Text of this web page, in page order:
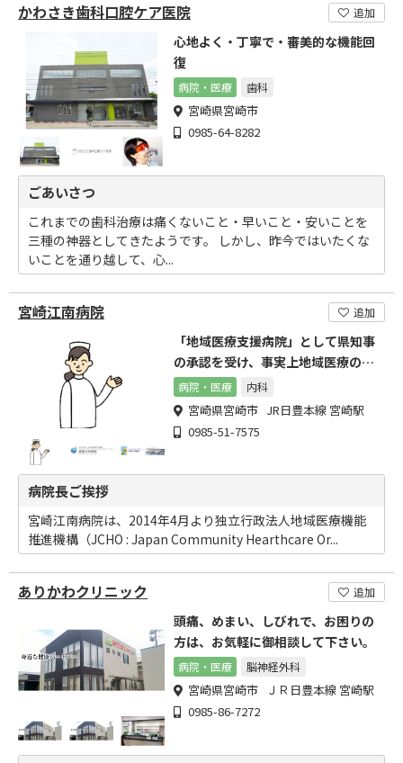
かわさき歯科口腔ケア医院 追加
心地よく・丁寧で・審美的な機能回
復
病院・医療 歯科
宮崎県宮崎市
0985-64-8282
ごあいさつ
これまでの歯科治療は痛くないこと・早いこと・安いことを
三種の神器としてきたようです。 しかし、昨今ではいたくな
いことを通り越して、心...
宮崎江南病院 追加
「地域医療支援病院」として県知事
の承認を受け、事実上地域医療の推
進病院としての基盤を確立。
病院・医療 内科
宮崎県宮崎市 JR日豊本線 宮崎駅
0985-51-7575
病院長ご挨拶
宮崎江南病院は、2014年4月より独立行政法人地域医療機能
推進機構（JCHO : Japan Community Hearthcare Or...
ありかわクリニック 追加
頭痛、めまい、しびれで、お困りの
方は、お気軽に御相談して下さい。
病院・医療 脳神経外科
宮崎県宮崎市 ＪＲ日豊本線 宮崎駅
0985-86-7272